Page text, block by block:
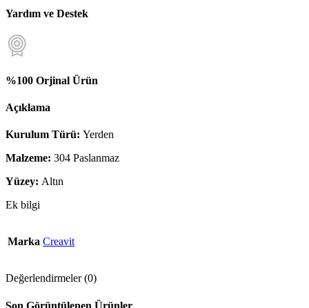
Yardım ve Destek
%100 Orjinal Ürün
Açıklama
Kurulum Türü: Yerden
Malzeme: 304 Paslanmaz
Yüzey: Altın
Ek bilgi
Marka Creavit
Değerlendirmeler (0)
Son Görüntülenen Ürünler